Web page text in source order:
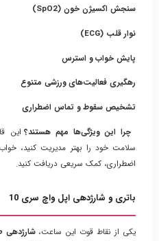
سنجش اکسیژن خون (SpO2)
نوار قلب (ECG)
پایش خواب و استرس
رهگیری فعالیت‌های ورزشی متنوع
تشخیص سقوط و تماس اضطراری
چرا این ویژگی‌ها مهم هستند؟ این
سلامت خود را بهتر مدیریت کنید،
اضطراری، کمک سریعی دریافت کنید.
باتری و شارژدهی اپل واچ سری 10
یکی از نقاط قوت این ساعت،شارژدهی